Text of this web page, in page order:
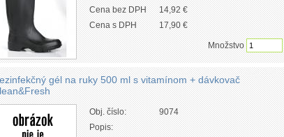
Cena bez DPH
14,92 €
Cena s DPH
17,90 €
Množstvo
gél na ruky 500 ml s vitamínom + dávkovač
Obj. číslo:
9074
Popis: